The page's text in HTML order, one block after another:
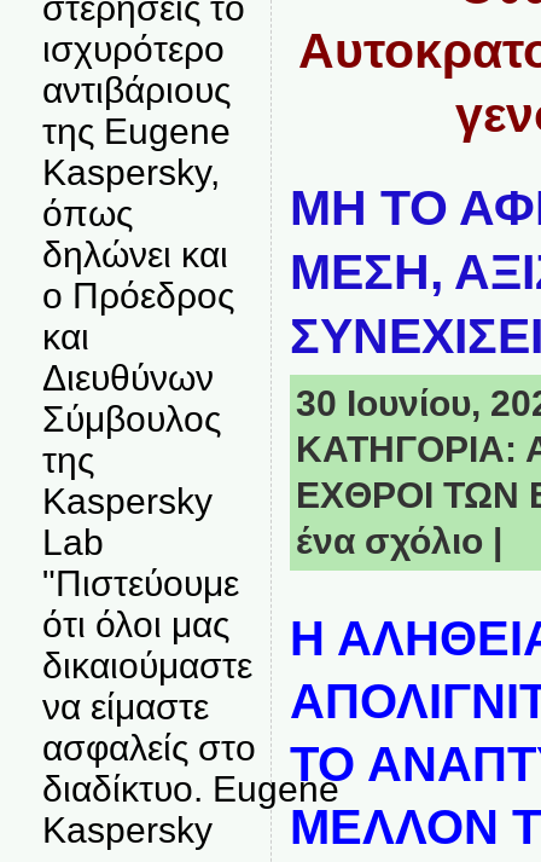
ισχυρότερο
αντιβάριους
της Eugene
Kaspersky,
όπως
δηλώνει και
ο Πρόεδρος
και
Διευθύνων
Σύμβουλος
της
Kaspersky
Lab
"Πιστεύουμε
ότι όλοι μας
δικαιούμαστε
να είμαστε
ασφαλείς στο
διαδίκτυο. Eugene
Kaspersky
ΜΗ ΤΟ
ΜΕΣΗ,
30 Ιουνίου,
ΚΑΤΗΓΟΡΙΑ:
ΕΧΘΡΟΙ ΤΩΝ
ένα σχόλιο
Η
ΤΟ
ΜΕΛΛΟΝ